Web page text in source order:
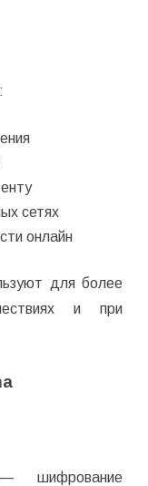
сетях
онлайн
для более
и при
шифрование